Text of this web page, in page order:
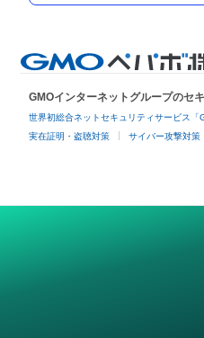
GMOインターネットグループのセ
世界初総合ネットセキュリティサービス「
実在証明・盗聴対策 サイバー攻撃対策